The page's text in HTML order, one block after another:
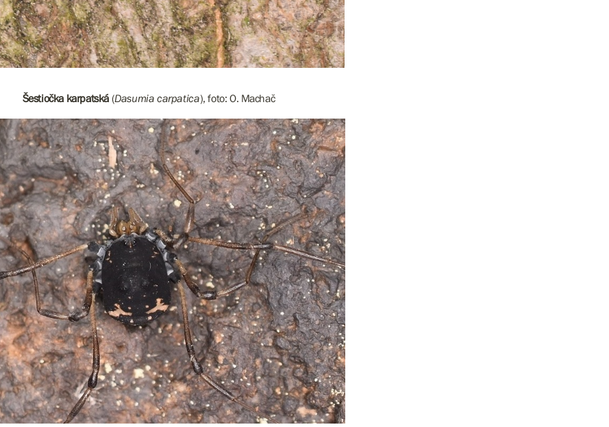
Šestiočka karpatská (Dasumia carpatica), foto: O. Machač